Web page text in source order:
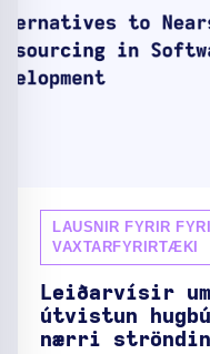
LAUSNIR FYRIR
VAXTARFYRIRTÆKI
Leiðarvísir
útvistun
nærri